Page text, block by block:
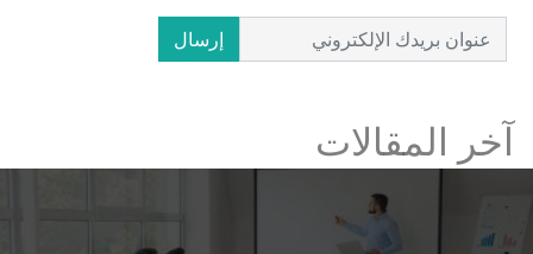
إرسال
آخر المقالات